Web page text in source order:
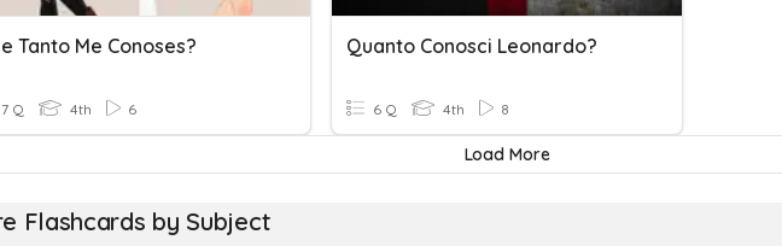
Tanto Me Conoses?
7 Q 4th 6
Quanto Conosci Leonardo?
6 Q 4th 8
Load More
Flashcards by Subject